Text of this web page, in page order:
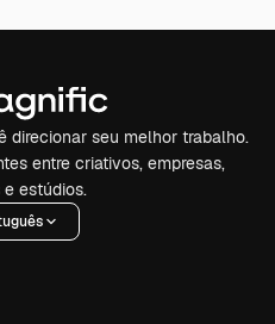
direcionar seu melhor trabalho.
entre criativos, empresas,
estúdios.